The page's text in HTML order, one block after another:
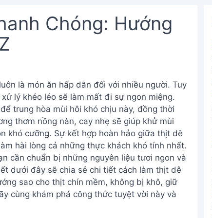
Chóng: Hướng
là món ăn hấp dẫn đối với nhiều người. Tuy
lý khéo léo sẽ làm mất đi sự ngon miệng.
trung hòa mùi hôi khó chịu này, đồng thời
thơm nồng nàn, cay nhẹ sẽ giúp khử mùi
khó cưỡng. Sự kết hợp hoàn hảo giữa thịt dê
hài lòng cả những thực khách khó tính nhất.
cần chuẩn bị những nguyên liệu tươi ngon và
dưới đây sẽ chia sẻ chi tiết cách làm thịt dê
sao cho thịt chín mềm, không bị khô, giữ
cùng khám phá công thức tuyệt vời này và